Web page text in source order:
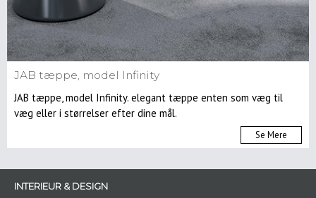
JAB tæppe, model Infinity
JAB tæppe, model Infinity. elegant tæppe enten som væg til
væg eller i størrelser efter dine mål.
Se Mere
INTERIEUR & DESIGN